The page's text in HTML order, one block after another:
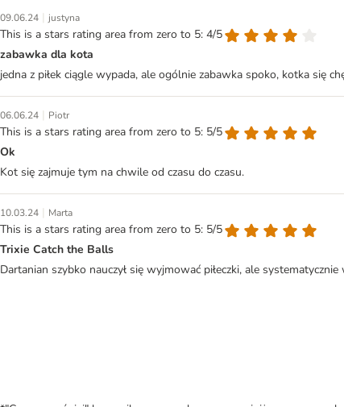
09.06.24 | justyna
This is a stars rating area from zero to 5: 4/5
zabawka dla kota
jedna z piłek ciągle wypada, ale ogólnie zabawka spoko, kotka się
06.06.24 | Piotr
This is a stars rating area from zero to 5: 5/5
Ok
Kot się zajmuje tym na chwile od czasu do czasu.
10.03.24 | Marta
This is a stars rating area from zero to 5: 5/5
Trixie Catch the Balls
Dartanian szybko nauczył się wyjmować piłeczki, ale